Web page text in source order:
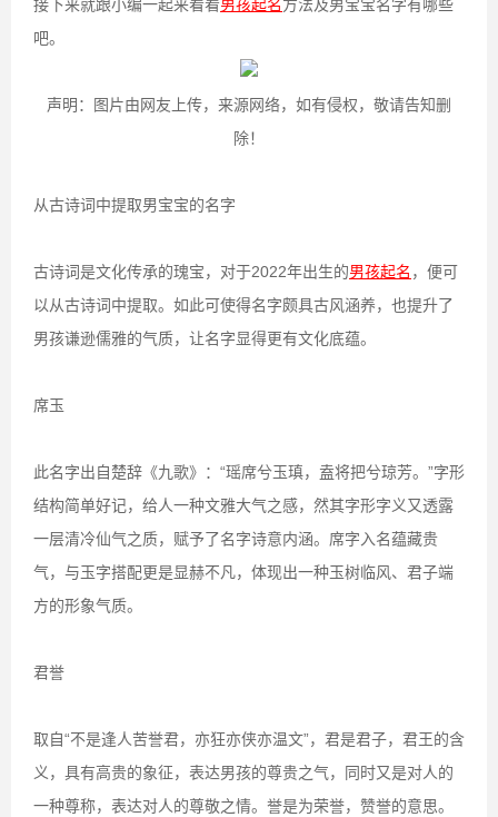
接下来就跟小编一起来看看男孩起名方法及男宝宝名字有哪些
吧。
声明：图片由网友上传，来源网络，如有侵权，敬请告知删
除！
从古诗词中提取男宝宝的名字
古诗词是文化传承的瑰宝，对于2022年出生的男孩起名 ，便可
以从古诗词中提取。如此可使得名字颇具古风涵养，也提升了
男孩谦逊儒雅的气质，让名字显得更有文化底蕴。
席玉
此名字出自楚辞《九歌》：“瑶席兮玉瑱，盍将把兮琼芳。”字形
结构简单好记，给人一种文雅大气之感，然其字形字义又透露
一层清冷仙气之质，赋予了名字诗意内涵。席字入名蕴藏贵
气，与玉字搭配更是显赫不凡，体现出一种玉树临风、君子端
方的形象气质。
君誉
取自“不是逢人苦誉君，亦狂亦侠亦温文”，君是君子，君王的含
义，具有高贵的象征，表达男孩的尊贵之气，同时又是对人的
一种尊称，表达对人的尊敬之情。誉是为荣誉，赞誉的意思。